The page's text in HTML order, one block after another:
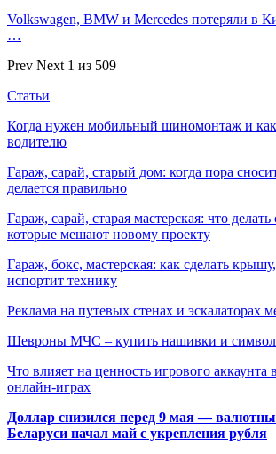
Volkswagen, BMW и Mercedes потеряли в
…
Prev Next 1 из 509
Статьи
Когда нужен мобильный шиномонтаж и
водителю
Гараж, сарай, старый дом: когда пора
делается правильно
Гараж, сарай, старая мастерская: что
которые мешают новому проекту
Гараж, бокс, мастерская: как сделать
испортит технику
Реклама на путевых стенах и эскалаторах
Шевроны МЧС – купить нашивки и
Что влияет на ценность игрового аккаунта
онлайн-играх
Доллар снизился перед 9 мая —
Беларуси начал май с укрепления рубля